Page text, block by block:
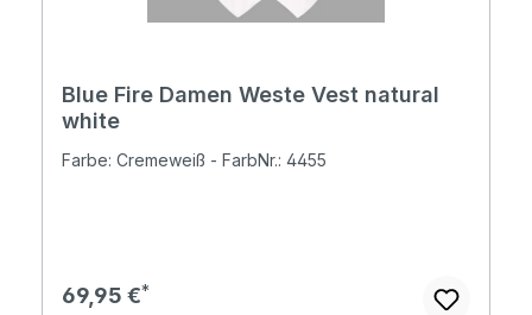
Blue Fire Damen Weste Vest natural
white
Farbe: Cremeweiß - FarbNr.: 4455
Regulärer Preis:
69,95 €